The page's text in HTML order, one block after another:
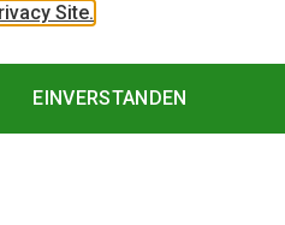
Site.
EINVERSTANDEN